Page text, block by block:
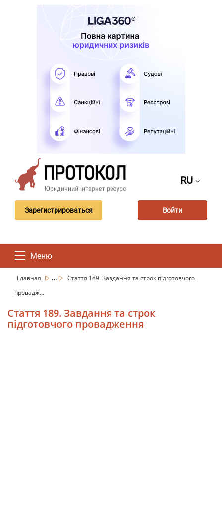
RU
Зарегистрироваться Войти
Меню
Главная ...
Стаття 189. Завдання та строк підготовчого
провадж...
Стаття 189. Завдання та строк
підготовчого провадження